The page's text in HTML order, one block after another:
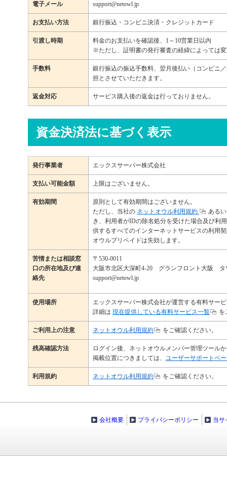
電子メール support@netowl.jp
お支払い方法 銀行振込・コンビニ決済・クレジットカード
引渡し時期
料金のお支払いを確認後、1～10営業日以内
※ただし、証明書の発行審査の経緯によっては
手数料
銀行振込の振込手数料、翌月後払い（コンビニ
担とさせていただきます。
返金対応 サービス購入後の返金は行っておりません。
資金決済法に基づく表示
発行事業者 エックスサーバー株式会社
支払い可能金額 上限はございません。
有効期間
原則として有効期間はございません。
ただし、当社の ネットオウル利用規約
ある
き、利用者がIDの除名処分を受けた場合及び利
供するすべてのインターネットサービスの利用
オウルプリペイドは失効します。
苦情または相談窓
口の所在地及び連
絡先
〒530-0011
大阪市北区大深町4-20 グランフロント大阪
support@netowl.jp
使用場所
エックスサーバー株式会社が運営する有料サー
詳細は 現在提供している有料サービス一覧 を
ご利用上の注意 ネットオウル利用規約 をご確認ください。
残高確認方法
ログイン後、ネットオウルメンバー管理ツール
掲載位置につきましては、 ユーザーサポートペ
利用規約 ネットオウル利用規約 をご確認ください。
会社概要 プライバシーポリシー 当サ